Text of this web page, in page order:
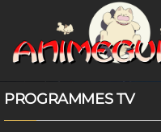
PROGRAMMES TV
Panneau de gestion des cookies